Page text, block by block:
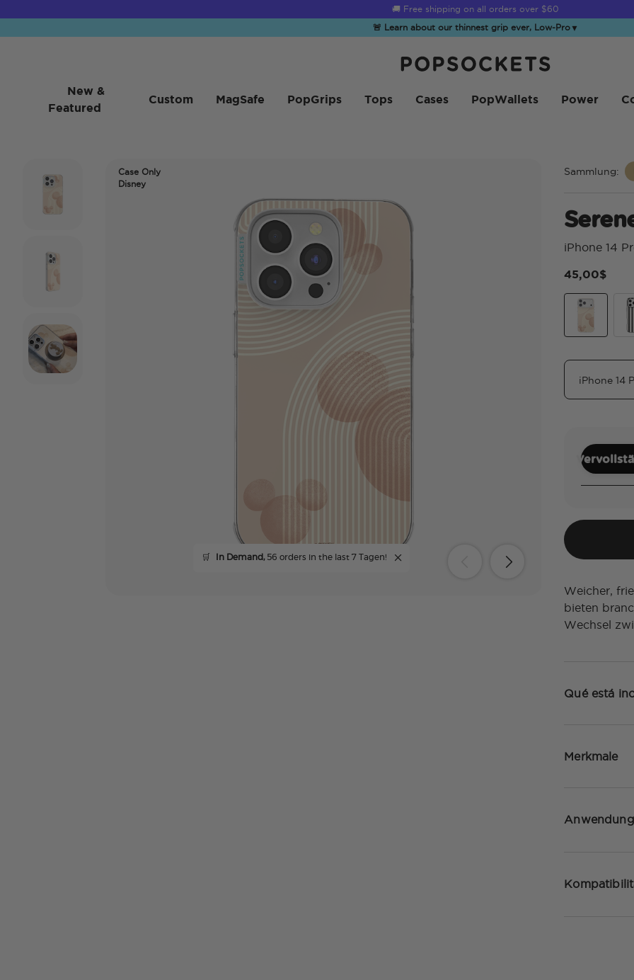
Summer Sendoff Sale is on 🚨 Up to 60% off
🚨 Learn about our thinnest grip ever, Low-Pro▼
New &
Featured
Custom MagSafe PopGrips Tops Cases PopWallets Power
Case Only
Disney
🛒 In Demand,56 orders in the last 7 Tagen!
Sammlung:
iPhone 14
45,00$
Weicher,
bieten
Wechsel
Qué está
Merkmale
Anwendung